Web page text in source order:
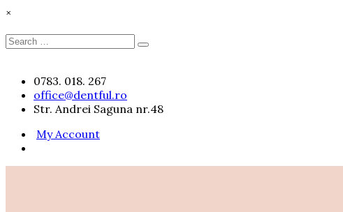
×
Search
Search
Skip
content
0783. 018. 267
office@dentful.ro
Str. Andrei Saguna nr.48
My Account